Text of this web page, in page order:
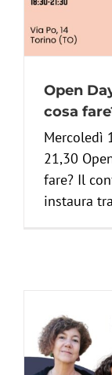
Open
cosa
Mercoledì
21,30
fare? Il
instaura